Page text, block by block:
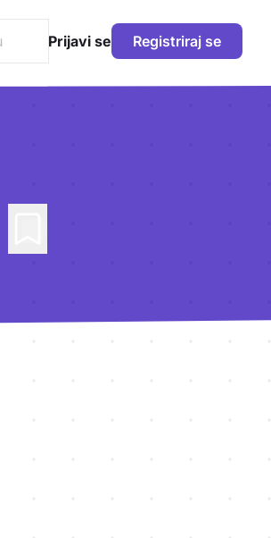
Prijavi se Registriraj se